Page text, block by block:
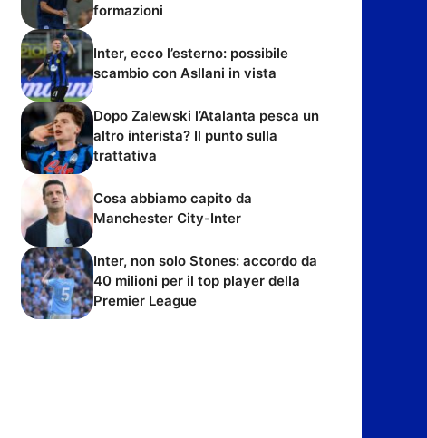
formazioni
Inter, ecco l’esterno: possibile
scambio con Asllani in vista
Dopo Zalewski l’Atalanta pesca un
altro interista? Il punto sulla
trattativa
Cosa abbiamo capito da
Manchester City-Inter
Inter, non solo Stones: accordo da
40 milioni per il top player della
Premier League